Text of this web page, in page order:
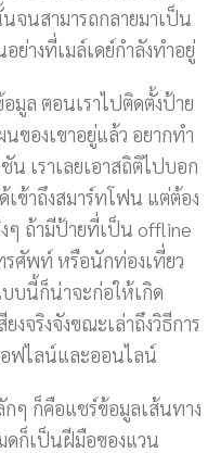
จนสามารถกลายมาเป็น
ย่างที่เมล์เดย์กำลังทำอยู่
มูล ตอนเราไปติดตั้งป้าย
ของเขาอยู่แล้ว อยากทำ
เราเลยเอาสถิติไปบอก
เข้าถึงสมาร์ทโฟน แต่ต้อง
ๆ ถ้ามีป้ายที่เป็น offline
รศัพท์ หรือนักท่องเที่ยว
บนี้ก็น่าจะก่อให้เกิด
งจริงจังขณะเล่าถึงวิธีการ
ฟไลน์และออนไลน์
ๆ ก็คือแชร์ข้อมูลเส้นทาง
ดก็เป็นฝีมือของแวน